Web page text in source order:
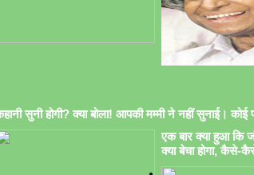
सुनी होगी? क्या बोला! आपकी मम्मी ने नहीं सुनाई।
एक बार क्या हुआ कि
क्या बेचा होगा, कैसे-